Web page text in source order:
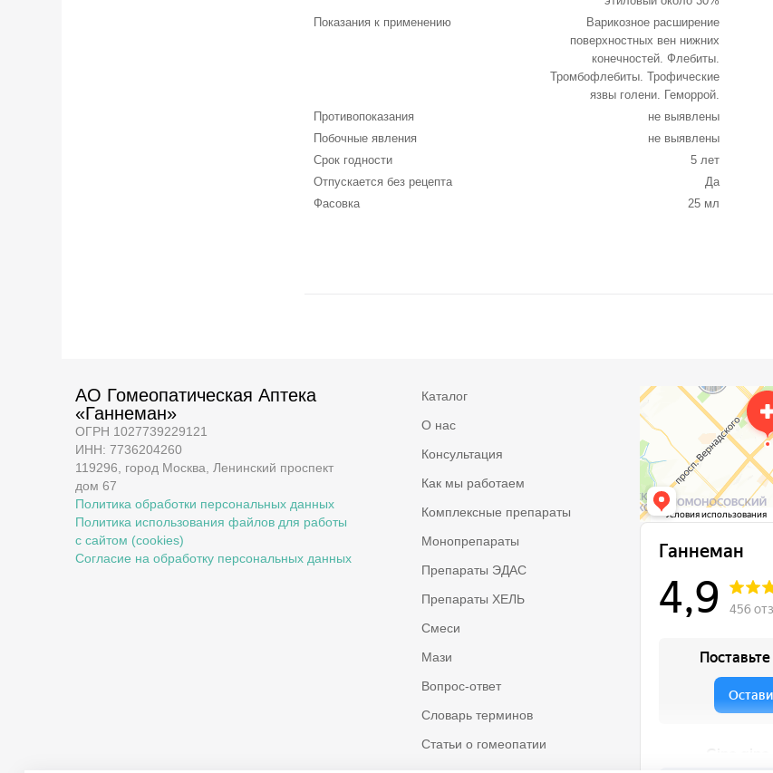
Показания к применению
Варикозное расширение
поверхностных вен нижних
конечностей. Флебиты.
Тромбофлебиты. Трофические
язвы голени. Геморрой.
Противопоказания
не выявлены
Побочные явления
не выявлены
Срок годности
5 лет
Отпускается без рецепта
Да
Фасовка
25 мл
АО Гомеопатическая Аптека
«Ганнеман»
ОГРН 1027739229121
ИНН: 7736204260
119296, город Москва, Ленинский проспект
дом 67
Политика обработки персональных данных
Политика использования файлов для работы
с сайтом (cookies)
Согласие на обработку персональных данных
Каталог
О нас
Консультация
Как мы работаем
Комплексные препараты
Монопрепараты
Препараты ЭДАС
Препараты ХЕЛЬ
Смеси
Мази
Вопрос-ответ
Словарь терминов
Статьи о гомеопатии